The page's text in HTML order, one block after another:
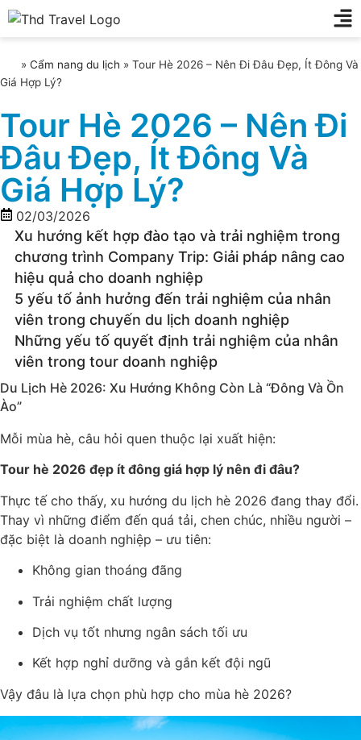
» Cẩm nang du lịch » Tour Hè 2026 – Nên Đi Đâu Đẹp, Ít Đông Và
Giá Hợp Lý?
Tour Hè 2026 – Nên Đi
Đâu Đẹp, Ít Đông Và
Giá Hợp Lý?
02/03/2026
Xu hướng kết hợp đào tạo và trải nghiệm trong
chương trình Company Trip: Giải pháp nâng cao
hiệu quả cho doanh nghiệp
5 yếu tố ảnh hưởng đến trải nghiệm của nhân
viên trong chuyến du lịch doanh nghiệp
Những yếu tố quyết định trải nghiệm của nhân
viên trong tour doanh nghiệp
Du Lịch Hè 2026: Xu Hướng Không Còn Là “Đông Và Ồn
Ào”
Mỗi mùa hè, câu hỏi quen thuộc lại xuất hiện:
Tour hè 2026 đẹp ít đông giá hợp lý nên đi đâu?
Thực tế cho thấy, xu hướng du lịch hè 2026 đang thay đổi.
Thay vì những điểm đến quá tải, chen chúc, nhiều người –
đặc biệt là doanh nghiệp – ưu tiên:
Không gian thoáng đãng
Trải nghiệm chất lượng
Dịch vụ tốt nhưng ngân sách tối ưu
Kết hợp nghỉ dưỡng và gắn kết đội ngũ
Vậy đâu là lựa chọn phù hợp cho mùa hè 2026?